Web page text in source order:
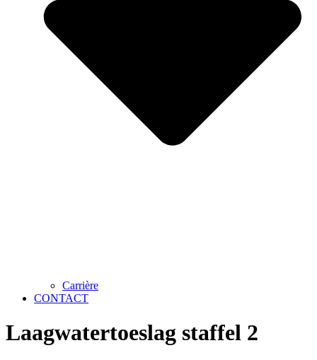
Carrière
CONTACT
Laagwatertoeslag staffel 2